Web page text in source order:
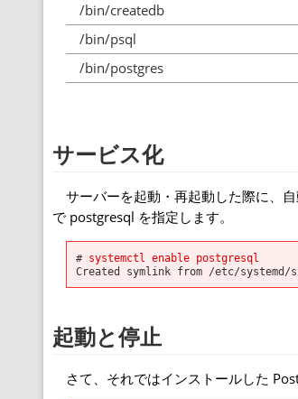
/bin/createdb
/bin/psql
/bin/postgres
サービス化
サーバーを起動・再起動した際に、
で postgresql を指定します。
# systemctl enable postgresql
Created symlink from /etc/
起動と停止
さて、それではインストールした